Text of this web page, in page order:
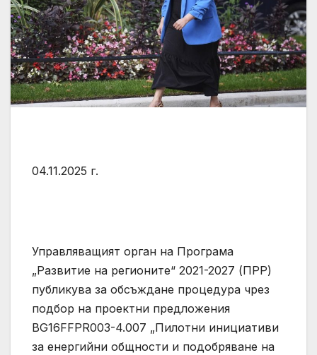
04.11.2025 г.
Управляващият орган на Програма
„Развитие на регионите“ 2021-2027 (ПРР)
публикува за обсъждане процедура чрез
подбор на проектни предложения
BG16FFPR003-4.007 „Пилотни инициативи
за енергийни общности и подобряване на